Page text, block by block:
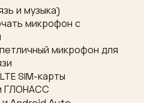
и музыка)
микрофон с
микрофон для
SIM-карты
ГЛОНАСС